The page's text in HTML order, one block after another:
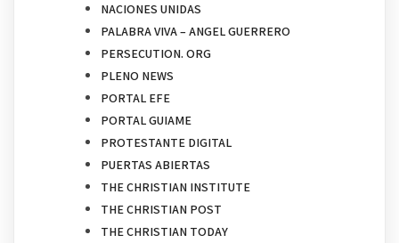
NACIONES UNIDAS
PALABRA VIVA – ANGEL GUERRERO
PERSECUTION. ORG
PLENO NEWS
PORTAL EFE
PORTAL GUIAME
PROTESTANTE DIGITAL
PUERTAS ABIERTAS
THE CHRISTIAN INSTITUTE
THE CHRISTIAN POST
THE CHRISTIAN TODAY